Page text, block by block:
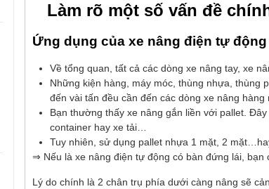
Làm rõ một số vấn đề
Ứng dụng của xe nâng điện tự
Về tổng quan, tất cả các dòng xe nâng tay, xe
Những kiện hàng, máy móc, thùng nhựa, thùng
đến vài tấn đều cần đến các dòng xe nâng hàng
Bạn thường thấy xe nâng gắn liền với pallet.
container hay xe tải…
Tuy nhiên, sử dụng pallet nhựa 1 mặt, 2
⇒ Nếu là xe nâng điện tự động có bàn đứng lái, bạn
Lý do chính là 2 chân trụ phía dưới càng nâng sẽ